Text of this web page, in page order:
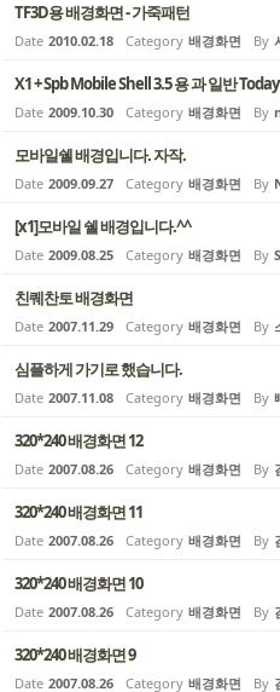
TF3D용 배경화면 - 가죽패턴
Date 2010.02.18 Category 배경화면 By
X1 + Spb Mobile Shell 3.5 용 과 일반 Today
Date 2009.10.30 Category 배경화면 By
모바일쉘 배경입니다. 자작.
Date 2009.09.27 Category 배경화면 By
[x1]모바일 쉘 배경입니다.^^
Date 2009.08.25 Category 배경화면 By
친퀘찬토 배경화면
Date 2007.11.29 Category 배경화면 By
심플하게 가기로 했습니다.
Date 2007.11.08 Category 배경화면 By
320*240 배경화면 12
Date 2007.08.26 Category 배경화면 By
320*240 배경화면 11
Date 2007.08.26 Category 배경화면 By
320*240 배경화면 10
Date 2007.08.26 Category 배경화면 By
320*240 배경화면 9
Date 2007.08.26 Category 배경화면 By